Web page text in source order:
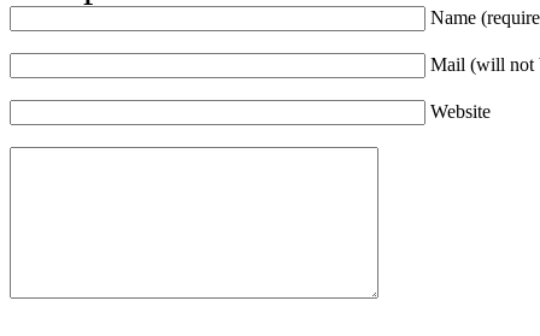
Name
Mail (will not
Website